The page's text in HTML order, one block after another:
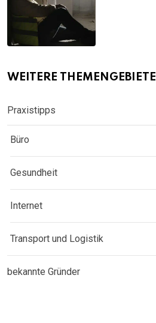
WEITERE THEMENGEBIETE
Praxistipps
Büro
Gesundheit
Internet
Transport und Logistik
bekannte Gründer